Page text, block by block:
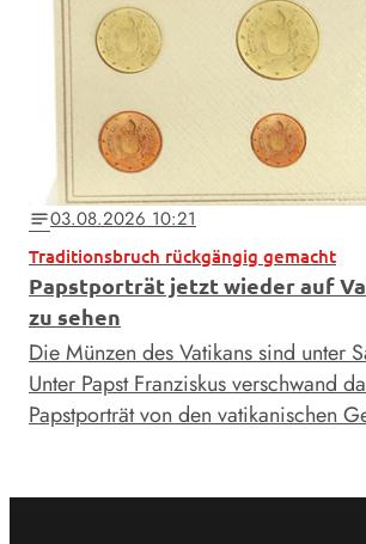
notes03.08.2026 10:21
Traditionsbruch rückgängig gemacht
Papstporträt jetzt wieder auf
zu sehen
Die Münzen des Vatikans sind unter
Unter Papst Franziskus verschwand
Papstporträt von den vatikanischen